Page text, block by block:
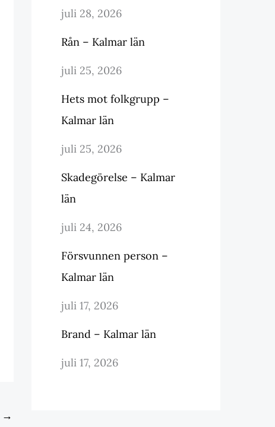
→
juli 28, 2026
Rån – Kalmar län
juli 25, 2026
Hets mot folkgrupp –
Kalmar län
juli 25, 2026
Skadegörelse – Kalmar
län
juli 24, 2026
Försvunnen person –
Kalmar län
juli 17, 2026
Brand – Kalmar län
juli 17, 2026